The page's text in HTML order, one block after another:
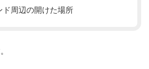
ド周辺の開けた場所